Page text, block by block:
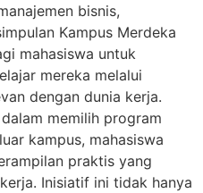
bisnis,
Kampus Merdeka
mahasiswa untuk
mereka melalui
dengan dunia kerja.
memilih program
kampus, mahasiswa
praktis yang
Inisiatif ini tidak hanya